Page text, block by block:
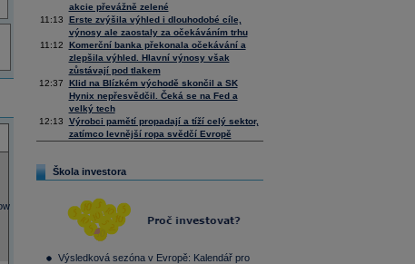
akcie převážně zelené
11:13
Erste zvýšila výhled i dlouhodobé cíle,
výnosy ale zaostaly za očekáváním trhu
11:12
Komerční banka překonala očekávání a
zlepšila výhled. Hlavní výnosy však
zůstávají pod tlakem
12:37
Klid na Blízkém východě skončil a SK
Hynix nepřesvědčil. Čeká se na Fed a
velký tech
12:13
Výrobci pamětí propadají a tíží celý sektor,
zatímco levnější ropa svědčí Evropě
Škola investora
Výsledková sezóna v Evropě: Kalendář pro